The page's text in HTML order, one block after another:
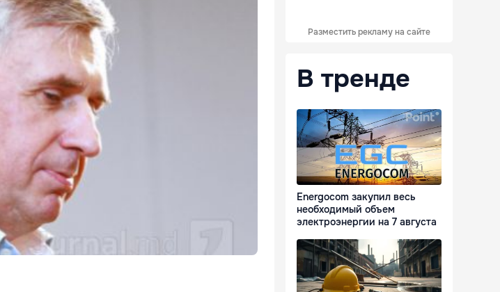
Разместить рекламу на сайте
В тренде
Energocom закупил весь
необходимый объем
электроэнергии на 7 августа